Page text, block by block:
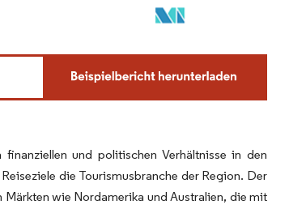
und politischen Verhältnisse in den
die Tourismusbranche der Region. Der
Märkten wie Nordamerika und Australien, die mit